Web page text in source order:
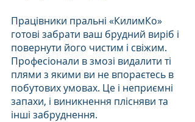
Працівники пральні «КилимКо»
готові забрати ваш брудний виріб і
повернути його чистим і свіжим.
Професіонали в змозі видалити ті
плями з якими ви не впораєтесь в
побутових умовах. Це і неприємні
запахи, і виникнення плісняви та
інші забруднення.